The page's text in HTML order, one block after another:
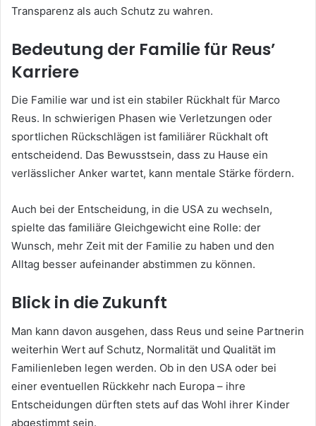
Transparenz als auch Schutz zu wahren.
Bedeutung der Familie für Reus’
Karriere
Die Familie war und ist ein stabiler Rückhalt für Marco
Reus. In schwierigen Phasen wie Verletzungen oder
sportlichen Rückschlägen ist familiärer Rückhalt oft
entscheidend. Das Bewusstsein, dass zu Hause ein
verlässlicher Anker wartet, kann mentale Stärke fördern.
Auch bei der Entscheidung, in die USA zu wechseln,
spielte das familiäre Gleichgewicht eine Rolle: der
Wunsch, mehr Zeit mit der Familie zu haben und den
Alltag besser aufeinander abstimmen zu können.
Blick in die Zukunft
Man kann davon ausgehen, dass Reus und seine Partnerin
weiterhin Wert auf Schutz, Normalität und Qualität im
Familienleben legen werden. Ob in den USA oder bei
einer eventuellen Rückkehr nach Europa – ihre
Entscheidungen dürften stets auf das Wohl ihrer Kinder
abgestimmt sein.